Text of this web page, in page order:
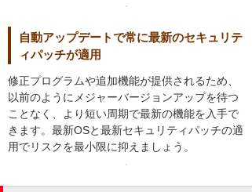
自動アップデートで常に最新のセキュリテ
ィパッチが適用
修正プログラムや追加機能が提供されるため、
以前のようにメジャーバージョンアップを待つ
ことなく、より短い周期で最新の機能を入手で
きます。最新OSと最新セキュリティパッチの適
用でリスクを最小限に抑えましょう。